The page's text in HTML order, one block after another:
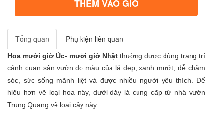
THÊM VÀO GIỎ
Tổng quan Phụ kiện liên quan
Hoa mười giờ Úc- mười giờ Nhật thường được dùng trang trí
cảnh quan sân vườn do màu của lá đẹp, xanh mướt, dễ chăm
sóc, sức sống mãnh liệt và được nhiều người yêu thích. Để
hiểu hơn về loại hoa này, dưới đây là cung cấp từ nhà vườn
Trung Quang về loại cây này